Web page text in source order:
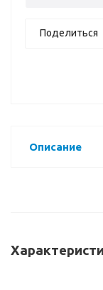
Поделиться
Описание